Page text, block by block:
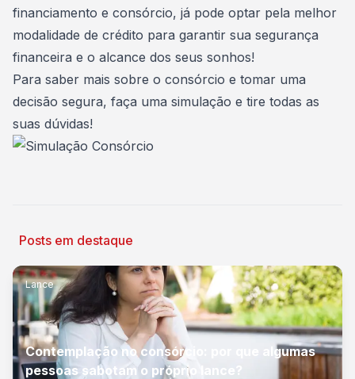
financiamento e consórcio, já pode optar pela melhor
modalidade de crédito para garantir sua segurança
financeira e o alcance dos seus sonhos!
Para saber mais sobre o consórcio e tomar uma
decisão segura, faça uma simulação e tire todas as
suas dúvidas!
Posts em destaque
Lance
Contemplação no consórcio: por que algumas
pessoas sabotam o próprio lance?